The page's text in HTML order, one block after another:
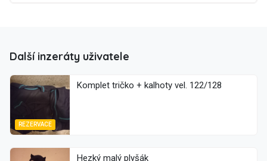
Další inzeráty uživatele
REZERVACE
Komplet tričko + kalhoty vel. 122/128
Hezký malý plyšák